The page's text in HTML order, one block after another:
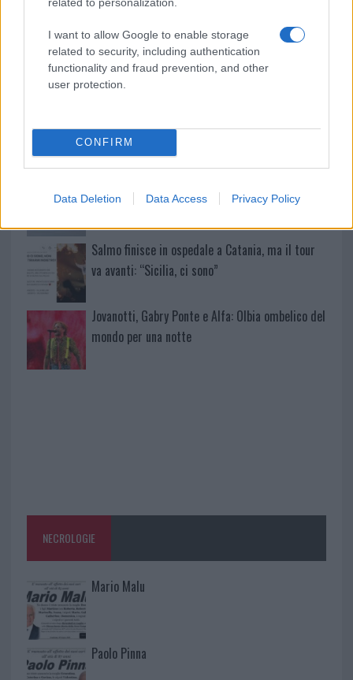
I want to allow Google to enable storage
related to security, including authentication
functionality and fraud prevention, and other
user protection.
CONFIRM
Data Deletion Data Access Privacy Policy
Incidente sulla strada provinciale ad Arzachena,
un ferito
Delta Center
Salmo finisce in ospedale a Catania, ma il tour
va avanti: “Sicilia, ci sono”
Jovanotti, Gabry Ponte e Alfa: Olbia ombelico del
mondo per una notte
NECROLOGIE
Mario Malu
Paolo Pinna